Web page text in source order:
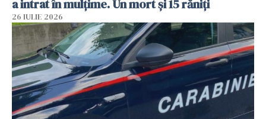
a intrat în mulțime. Un mort și 15 răniți
26 IULIE 2026